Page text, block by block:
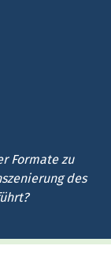
Formate zu
des